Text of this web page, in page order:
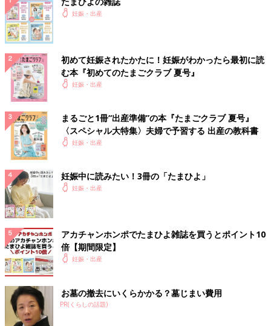
流産につながる可能性があります。
検査を受ける時期と流れはどうなる？
検査は妊娠15〜16週ごろに行います。超音波断層法で赤ちゃん
の位置を確認しながら、おなかに針を刺し、羊水を約15〜20ml
採取します。羊水内に浮遊する赤ちゃん由来の細胞を培養して、
赤ちゃんの染色体異常について調べます。結果が出るまでには、
2週間ほどかかります。
検査を検討する前に必ず知っておいてほしいこと
妊娠・出産
初めて妊娠されたかたに！妊娠がわかったら最初に読
む本『初めてのたまごクラブ 夏号』
妊娠・出産
まるごと1冊“出産準備”の本『たまごクラブ 夏号』
〈スペシャル大特集〉夫婦で予習する 出産の教科書
妊娠・出産
妊娠中に読みたい！3冊の「たまひよ」
妊娠・出産
アカチャンホンポでたまひよ雑誌を買うとポイント10
倍【期間限定】
妊娠・出産
お墓の撤去にいくらかかる？墓じまい費用
PR(くらしの話題)